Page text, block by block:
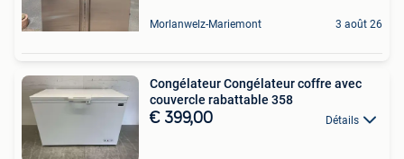
Morlanwelz-Mariemont 3 août 26
Congélateur Congélateur coffre avec
couvercle rabattable 358
€ 399,00 Détails